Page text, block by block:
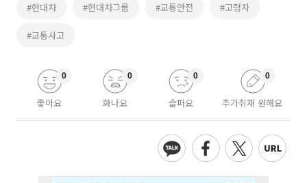
#현대차 #현대차그룹 #교통안전 #고령자
#교통사고
좋아요
0
화나요
0
슬퍼요
0
추가취재 원해요
0